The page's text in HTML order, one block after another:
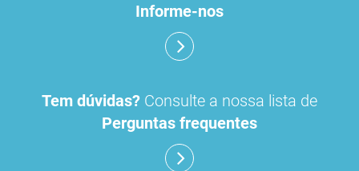
Informe-nos
Tem dúvidas? Consulte a nossa lista de
Perguntas frequentes